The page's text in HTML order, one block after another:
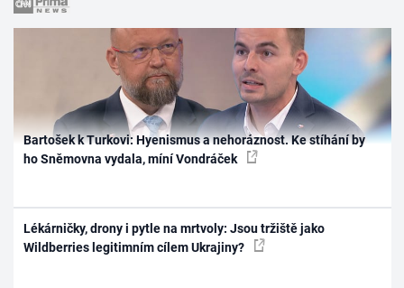
Bartošek k Turkovi: Hyenismus a nehoráznost. Ke stíhání by
ho Sněmovna vydala, míní Vondráček
Lékárničky, drony i pytle na mrtvoly: Jsou tržiště jako
Wildberries legitimním cílem Ukrajiny?